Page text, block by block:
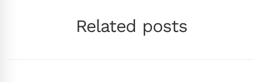
Related posts